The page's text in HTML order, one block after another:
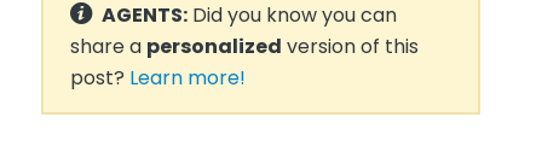
AGENTS:Did you know you can
share a personalized version of this
post? Learn more!